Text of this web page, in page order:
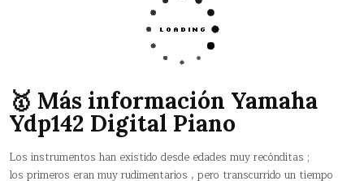
🥇 Más información Yamaha
Ydp142 Digital Piano
Los instrumentos han existido desde edades muy recónditas ;
los primeros eran muy rudimentarios , pero transcurrido un tiempo